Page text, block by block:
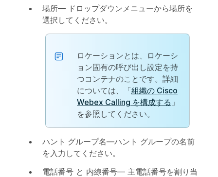
場所— ドロップダウンメニューから場所を
選択してください。
ロケーションとは、ロケーシ
ョン固有の呼び出し設定を持
つコンテナのことです。詳細
については、「組織の Cisco
Webex Calling を構成する 」
を参照してください。
ハント グループ名—ハント グループの名前
を入力してください。
電話番号 と 内線番号— 主電話番号を割り当